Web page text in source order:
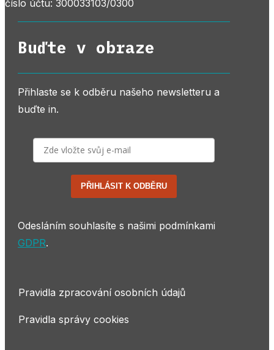
číslo účtu: 300033103/0300
Buďte v obraze
Přihlaste se k odběru našeho newsletteru a
buďte in.
PŘIHLÁSIT K ODBĚRU
Odesláním souhlasíte s našimi podmínkami
GDPR.
Pravidla zpracování osobních údajů
Pravidla správy cookies